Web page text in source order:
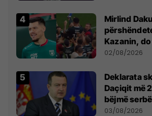
Mirlind
Kazanin,
miliona te
02/08/2026
​Deklarata
Daçiqit më
bëjmë
ku janë
03/08/2026